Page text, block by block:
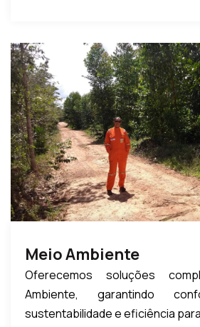
Meio Ambiente
Oferecemos soluções
Ambiente, garantindo
sustentabilidade e eficiência